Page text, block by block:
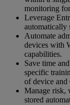
monitoring
Leverage
automatically
Automate
devices with
capabilities.
Save time
specific
of device and
Manage risk,
stored